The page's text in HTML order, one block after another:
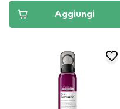
Aggiungi